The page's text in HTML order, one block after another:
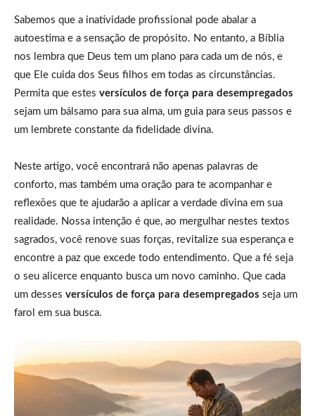
Sabemos que a inatividade profissional pode abalar a
autoestima e a sensação de propósito. No entanto, a Bíblia
nos lembra que Deus tem um plano para cada um de nós, e
que Ele cuida dos Seus filhos em todas as circunstâncias.
Permita que estes versículos de força para desempregados
sejam um bálsamo para sua alma, um guia para seus passos e
um lembrete constante da fidelidade divina.
Neste artigo, você encontrará não apenas palavras de
conforto, mas também uma oração para te acompanhar e
reflexões que te ajudarão a aplicar a verdade divina em sua
realidade. Nossa intenção é que, ao mergulhar nestes textos
sagrados, você renove suas forças, revitalize sua esperança e
encontre a paz que excede todo entendimento. Que a fé seja
o seu alicerce enquanto busca um novo caminho. Que cada
um desses versículos de força para desempregados seja um
farol em sua busca.